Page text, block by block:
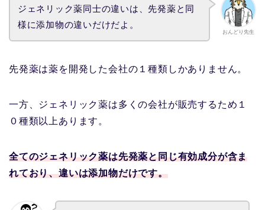
おんどり先生
ジェネリック薬同士の違いは、先発薬と同
様に添加物の違いだけだよ。
先発薬は薬を開発した会社の１種類しかありません。
一方、ジェネリック薬は多くの会社が販売するため１
０種類以上あります。
全てのジェネリック薬は先発薬と同じ有効成分が含ま
れており、違いは添加物だけです。